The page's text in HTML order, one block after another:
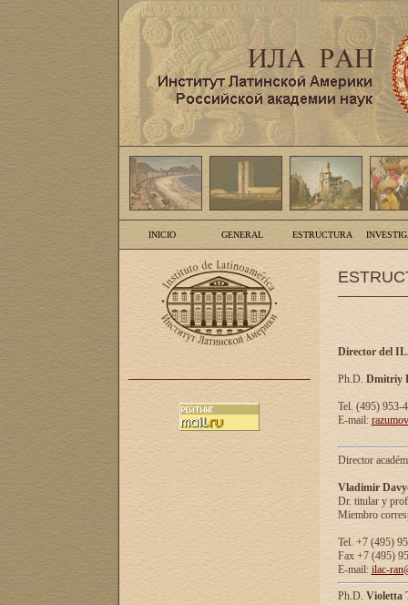
INICIO GENERAL ESTRUCTURA
Director del
Ph.D. Dmitriy
Tel. (495) 953-
E-mail:
Director
Vladimir
Dr. titular y
Miembro
Tel. +7 (495)
Fax +7 (495)
E-mail: ilac-
Ph.D. Violetta